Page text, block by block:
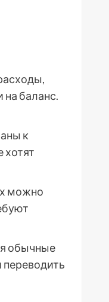
на баланс.
к
хотят
можно
обычные
переводить